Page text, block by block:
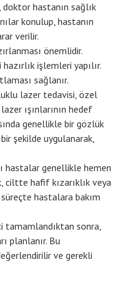
doktor hastanın sağlık
konulup, hastanın
verilir.
önemlidir.
işlemleri yapılır.
sağlanır.
lazer tedavisi, özel
ışınlarının hedef
genellikle bir gözlük
şekilde uygulanarak,
hastalar genellikle hemen
ciltte hafif kızarıklık veya
hastalara bakım
tamamlandıktan sonra,
planlanır. Bu
ve gerekli